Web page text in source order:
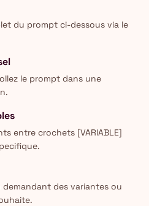
du prompt ci-dessous via le
le prompt dans une
entre crochets [VARIABLE]
des variantes ou